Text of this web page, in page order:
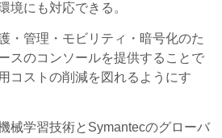
境にも対応できる。
・管理・モビリティ・暗号化のた
スのコンソールを提供することで
コストの削減を図れるようにす
械学習技術とSymantecのグローバ